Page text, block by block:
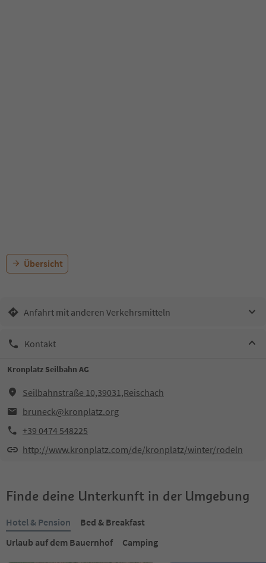
Übersicht
Anfahrt mit anderen Verkehrsmitteln
Kontakt
Kronplatz Seilbahn AG
Seilbahnstraße 10,39031,Reischach
bruneck@kronplatz.org
+39 0474 548225
http://www.kronplatz.com/de/kronplatz/winter/rodeln
Finde deine Unterkunft in der Umgebung
Hotel & Pension
Bed & Breakfast
Urlaub auf dem Bauernhof
Camping